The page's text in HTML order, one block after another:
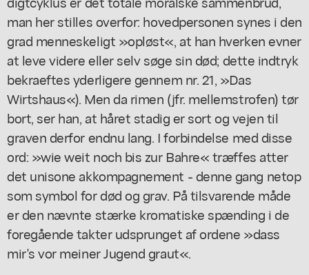
man her stilles overfor: hovedpersonen synes i den
grad menneskeligt »opløst«, at han hverken evner
at leve videre eller selv søge sin død; dette indtryk
bekraeftes yderligere gennem nr. 21, »Das
Wirtshaus«). Men da rimen (jfr. mellemstrofen) tør
bort, ser han, at håret stadig er sort og vejen til
graven derfor endnu lang. I forbindelse med disse
ord: »wie weit noch bis zur Bahre« træffes atter
det unisone akkompagnement - denne gang netop
som symbol for død og grav. På tilsvarende måde
er den nævnte stærke kromatiske spænding i de
foregående takter udsprunget af ordene »dass
mir's vor meiner Jugend graut«.